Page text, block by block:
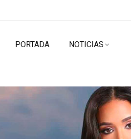
PORTADA NOTICIAS